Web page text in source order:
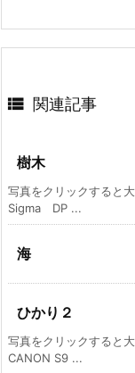
 関連記事
樹木
写真をクリックする
Sigma DP ...
海
ひかり２
写真をクリックする
CANON S9 ...